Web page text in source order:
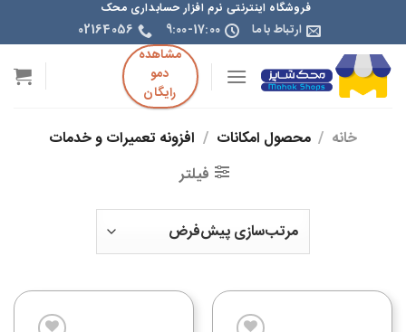
فروشگاه اینترنتی نرم افزار حسابداری محک
ارتباط با ما 9:00-17:00
02164056
مشاهده
دمو
رایگان
خانه / محصول امکانات / افزونه تعمیرات و خدمات
فیلتر